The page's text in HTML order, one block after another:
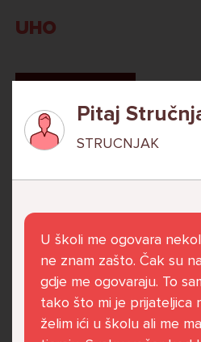
UHO
Već 6 godina u školi
razreda me izbacuju iz
Pitaj
STRUCNJAK
U školi me ogovara
ne znam zašto. Čak su
gdje me ogovaraju. To
tako što mi je prijateljica
želim ići u školu ali me